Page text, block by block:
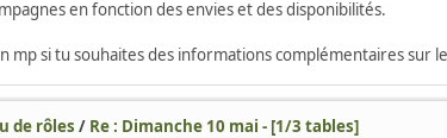
en fonction des envies et des disponibilités.
mp si tu souhaites des informations complémentaires sur
de rôles / Re : Dimanche 10 mai - [1/3 tables]